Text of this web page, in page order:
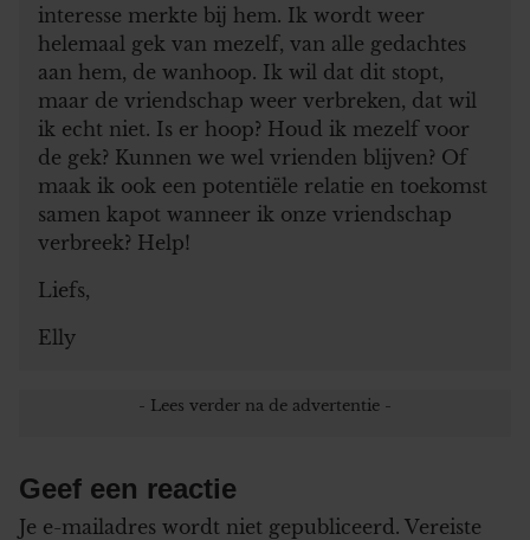
interesse merkte bij hem. Ik wordt weer
helemaal gek van mezelf, van alle gedachtes
aan hem, de wanhoop. Ik wil dat dit stopt,
maar de vriendschap weer verbreken, dat wil
ik echt niet. Is er hoop? Houd ik mezelf voor
de gek? Kunnen we wel vrienden blijven? Of
maak ik ook een potentiële relatie en toekomst
samen kapot wanneer ik onze vriendschap
verbreek? Help!
Liefs,
Elly
Geef een reactie
Je e-mailadres wordt niet gepubliceerd. Vereiste